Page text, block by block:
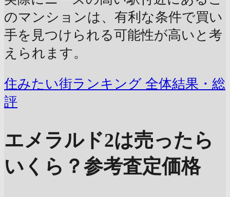
のマンションは、有利な条件で買い
手を見つけられる可能性が高いと考
えられます。
住みたい街ランキング 全体結果・総
評
エメラルド2は売ったら
いくら？参考査定価格